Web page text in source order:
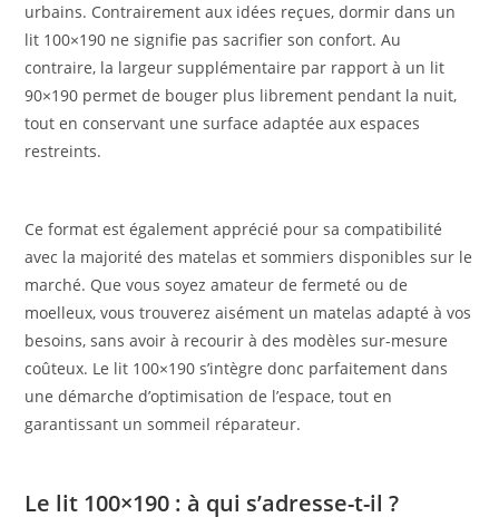
urbains. Contrairement aux idées reçues, dormir dans un
lit 100×190 ne signifie pas sacrifier son confort. Au
contraire, la largeur supplémentaire par rapport à un lit
90×190 permet de bouger plus librement pendant la nuit,
tout en conservant une surface adaptée aux espaces
restreints.
Ce format est également apprécié pour sa compatibilité
avec la majorité des matelas et sommiers disponibles sur le
marché. Que vous soyez amateur de fermeté ou de
moelleux, vous trouverez aisément un matelas adapté à vos
besoins, sans avoir à recourir à des modèles sur-mesure
coûteux. Le lit 100×190 s’intègre donc parfaitement dans
une démarche d’optimisation de l’espace, tout en
garantissant un sommeil réparateur.
Le lit 100×190 : à qui s’adresse-t-il ?